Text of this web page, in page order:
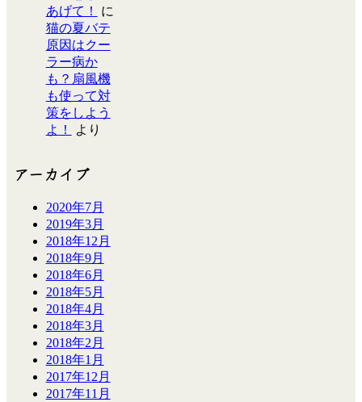
あげて！
に
猫の夏バテ
原因はクー
ラー病か
も？扇風機
も使って対
策をしよう
よ！
より
アーカイブ
2020年7月
2019年3月
2018年12月
2018年9月
2018年6月
2018年5月
2018年4月
2018年3月
2018年2月
2018年1月
2017年12月
2017年11月